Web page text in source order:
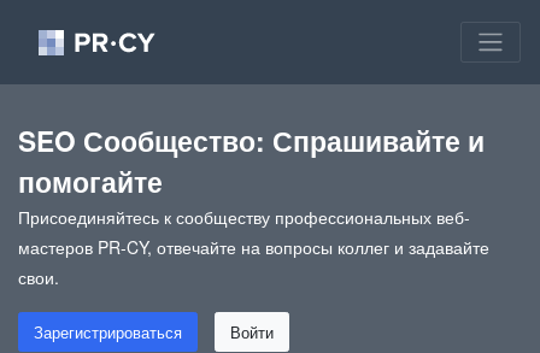
SEO Сообщество: Спрашивайте и
помогайте
Присоединяйтесь к сообществу профессиональных веб-
мастеров PR-CY, отвечайте на вопросы коллег и задавайте
свои.
Зарегистрироваться Войти